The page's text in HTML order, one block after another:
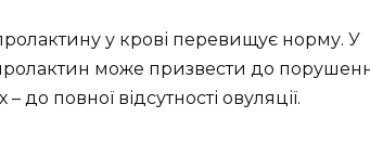
у крові перевищує норму. У
може призвести до
повної відсутності овуляції.